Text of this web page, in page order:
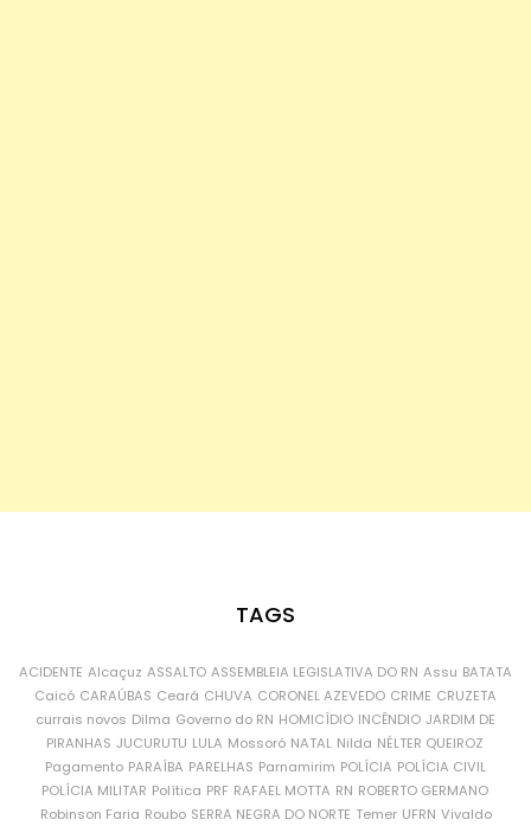
TAGS
ACIDENTE Alcaçuz ASSALTO ASSEMBLEIA LEGISLATIVA DO RN Assu BATATA
Caicó CARAÚBAS Ceará CHUVA CORONEL AZEVEDO CRIME CRUZETA
currais novos Dilma Governo do RN HOMICÍDIO INCÊNDIO JARDIM DE
PIRANHAS JUCURUTU LULA Mossoró NATAL Nilda NÉLTER QUEIROZ
Pagamento PARAÍBA PARELHAS Parnamirim POLÍCIA POLÍCIA CIVIL
POLÍCIA MILITAR Política PRF RAFAEL MOTTA RN ROBERTO GERMANO
Robinson Faria Roubo SERRA NEGRA DO NORTE Temer UFRN Vivaldo